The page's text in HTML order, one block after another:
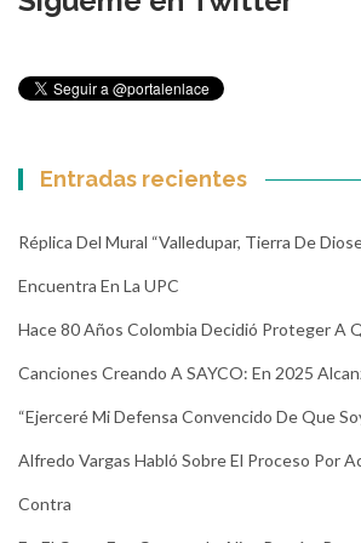
Entradas recientes
Réplica Del Mural “Valledupar, Tierra De
Encuentra En La UPC
Hace 80 Años Colombia Decidió Proteger A
Canciones Creando A SAYCO: En 2025
“Ejerceré Mi Defensa Convencido De Que
Alfredo Vargas Habló Sobre El Proceso Por
Contra